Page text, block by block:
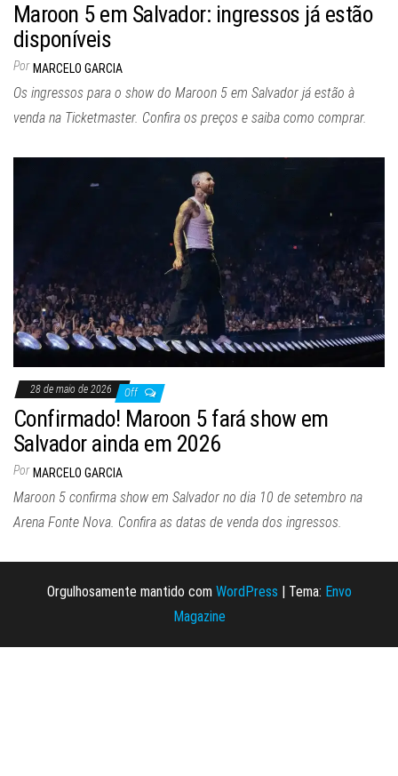
Maroon 5 em Salvador: ingressos já estão
disponíveis
Por MARCELO GARCIA
Os ingressos para o show do Maroon 5 em Salvador já estão à
venda na Ticketmaster. Confira os preços e saiba como comprar.
28 de maio de 2026 Off
Confirmado! Maroon 5 fará show em
Salvador ainda em 2026
Por MARCELO GARCIA
Maroon 5 confirma show em Salvador no dia 10 de setembro na
Arena Fonte Nova. Confira as datas de venda dos ingressos.
Orgulhosamente mantido com WordPress | Tema: Envo
Magazine